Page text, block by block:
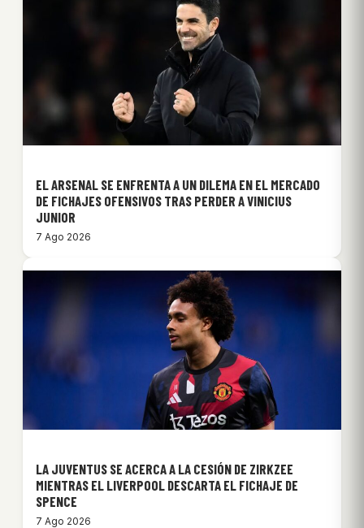
EL ARSENAL SE ENFRENTA A UN DILEMA EN EL MERCADO
DE FICHAJES OFENSIVOS TRAS PERDER A VINICIUS
JUNIOR
7 Ago 2026
LA JUVENTUS SE ACERCA A LA CESIÓN DE ZIRKZEE
MIENTRAS EL LIVERPOOL DESCARTA EL FICHAJE DE
SPENCE
7 Ago 2026